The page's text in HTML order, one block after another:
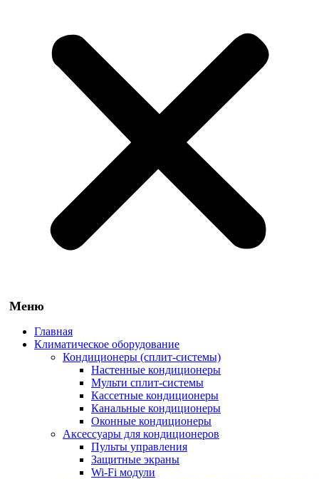
Главная
Климатическое оборудование
Кондиционеры (сплит-системы)
Настенные кондиционеры
Мульти сплит-системы
Кассетные кондиционеры
Канальные кондиционеры
Оконные кондиционеры
Аксессуары для кондиционеров
Пульты управления
Защитные экраны
Wi-Fi модули